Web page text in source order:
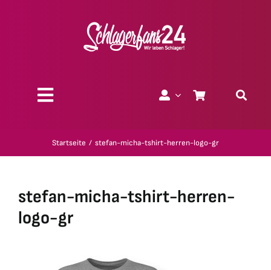
Toggle
Geschenk-Gutscheine
Startseite stefan-micha-tshirt-herren-logo-gr
stefan-micha-tshirt-herren-
logo-gr